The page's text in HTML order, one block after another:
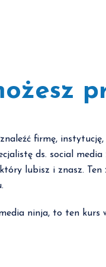
firmę,
ds. social
lubisz i znasz.
ninja, to ten